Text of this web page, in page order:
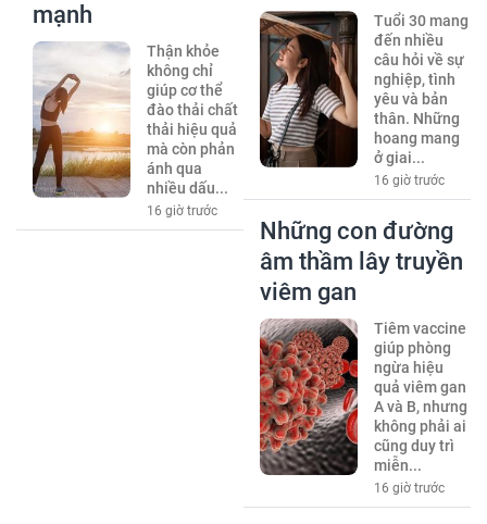
mạnh
Thận khỏe
không chỉ
giúp cơ thể
đào thải chất
thải hiệu quả
mà còn phản
ánh qua
nhiều dấu...
16 giờ trước
Tuổi 30 mang
đến nhiều
câu hỏi về sự
nghiệp, tình
yêu và bản
thân. Những
hoang mang
ở giai...
16 giờ trước
Những con đường
âm thầm lây truyền
viêm gan
Tiêm vaccine
giúp phòng
ngừa hiệu
quả viêm gan
A và B, nhưng
không phải ai
cũng duy trì
miễn...
16 giờ trước